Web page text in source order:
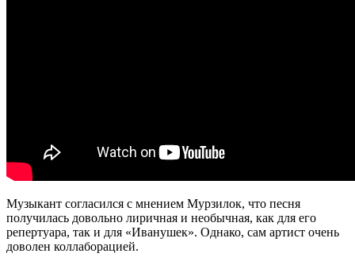
Музыкант согласился с мнением Мурзилок, что песня
получилась довольно лиричная и необычная, как для его
репертуара, так и для «Иванушек». Однако, сам артист очень
доволен коллаборацией.